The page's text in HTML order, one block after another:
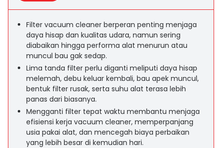
Filter vacuum cleaner berperan penting menjaga
daya hisap dan kualitas udara, namun sering
diabaikan hingga performa alat menurun atau
muncul bau gak sedap.
Lima tanda filter perlu diganti meliputi daya hisap
melemah, debu keluar kembali, bau apek muncul,
bentuk filter rusak, serta suhu alat terasa lebih
panas dari biasanya.
Mengganti filter tepat waktu membantu menjaga
efisiensi kerja vacuum cleaner, memperpanjang
usia pakai alat, dan mencegah biaya perbaikan
yang lebih besar di kemudian hari.